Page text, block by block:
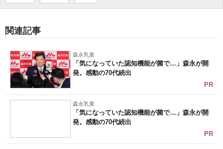
マーケ×ITの今がよく分かる
ITエンジニア向け専門サイト
企業向けIT製品の総合サイト
IT製品の技術・比較・事例
製造業のIT導入・活用を支援
モノづくり技術者専門サイト
エレクトロニクス専門サイト
関連記事
森永乳業
「気になっていた認知機能が菌で…」森永が開
発。感動の70代続出
PR
森永乳業
「気になっていた認知機能が菌で…」森永が開
発。感動の70代続出
PR